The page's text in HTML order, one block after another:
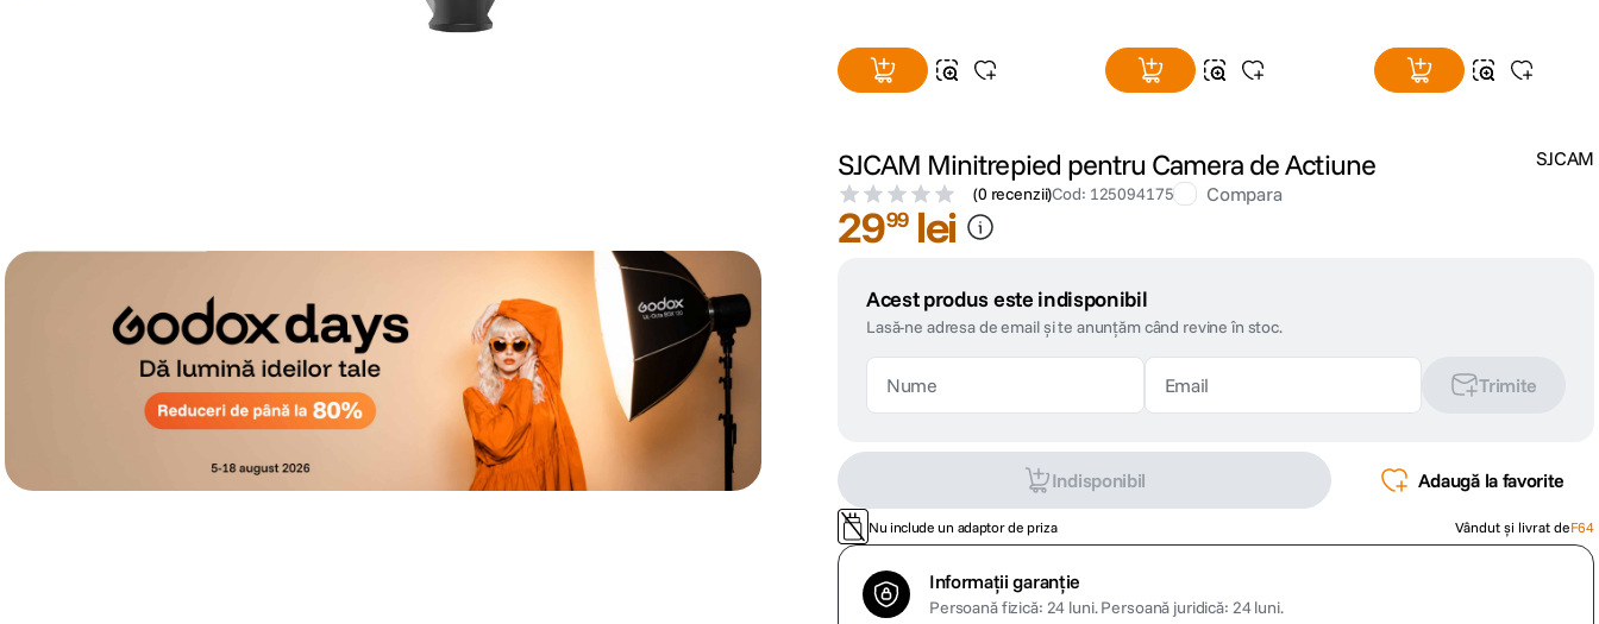
SJCAM Minitrepied pentru Camera de Actiune
(0 recenzii)Cod: 125094175 Compara
SJCAM
2999 lei
Acest produs este indisponibil
Lasă-ne adresa de email și te anunțăm când revine în stoc.
Trimite
Indisponibil Adaugă la favorite
Nu include un adaptor de priza Vândut și livrat deF64
Informații garanție
Persoană fizică: 24 luni.Persoană juridică: 24 luni.